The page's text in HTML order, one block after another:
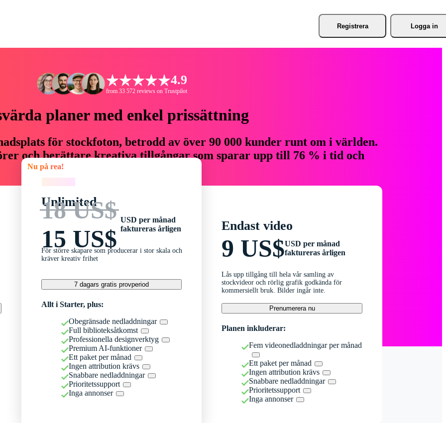
Registrera Logga in
4.9
from 33 572 reviews on Trustpilot
planer med enkel prissättning
för stockfoton, betrodd av över 90 000 kunder runt om i världen.
och berättare kreativa tillgångar som sparar upp till 76 % i tid och
Nu på rea!
Unlimited
18 US$
15 US$
USD per månad
faktureras årligen
För större skapare som producerar i stor skala och
kräver kreativ frihet
7 dagars gratis provperiod
Allt i Starter, plus:
Obegränsade nedladdningar
Full biblioteksåtkomst
Professionella designverktyg
Premium AI-funktioner
Ett paket per månad
Ingen attribution krävs
Snabbare nedladdningar
Prioritetssupport
Inga annonser
Endast video
9 US$USD per månad
faktureras årligen
Lås upp tillgång till hela vår samling av
stockvideor och rörlig grafik godkända för
kommersiellt bruk. Bilder ingår inte.
Prenumerera nu
Planen inkluderar:
Fem videonedladdningar per månad
Ett paket per månad
Ingen attribution krävs
Snabbare nedladdningar
Prioritetssupport
Inga annonser